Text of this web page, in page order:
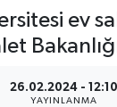
ev
26.02.2024 - 12:10
YAYINLANMA